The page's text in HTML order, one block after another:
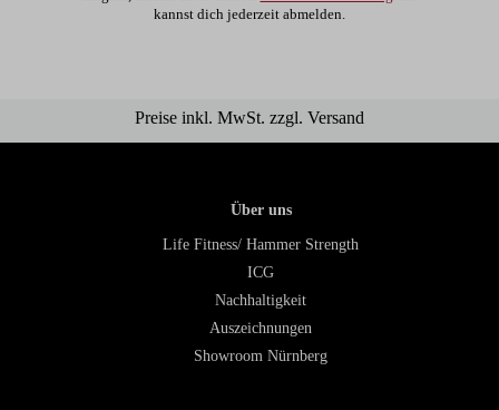
kannst dich jederzeit abmelden.
Preise inkl. MwSt. zzgl. Versand
Über uns
Life Fitness/ Hammer Strength
ICG
Nachhaltigkeit
Auszeichnungen
Showroom Nürnberg